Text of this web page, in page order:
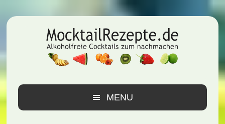
Hauptnavigation
Inhalt
Seitenspalte
MENU